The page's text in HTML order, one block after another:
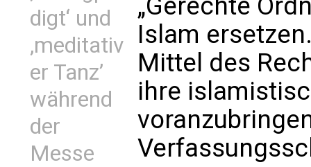
digt‘ und
‚meditativ
er Tanz’
während
der
Messe
Islam
Mittel des
ihre